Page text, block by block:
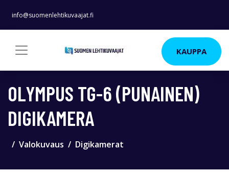
info@suomenlehtikuvaajat.fi
KAUPPA
OLYMPUS TG-6 (PUNAINEN)
DIGIKAMERA
Valokuvaus Digikamerat